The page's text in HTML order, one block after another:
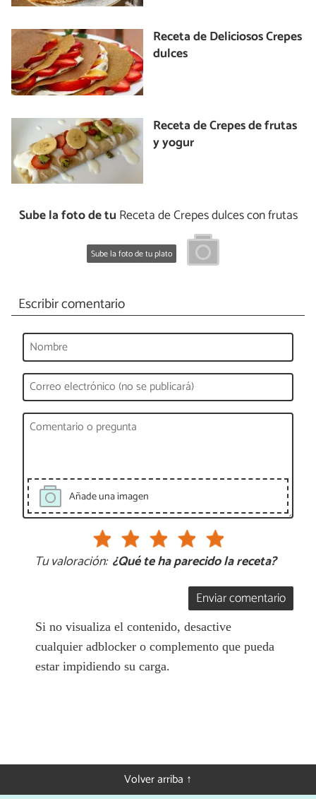
Receta de Deliciosos Crepes
dulces
Receta de Crepes de frutas
y yogur
Sube la foto de tu Receta de Crepes dulces con frutas
Sube la foto de tu plato
Escribir comentario
Añade una imagen
Tu valoración: ¿Qué te ha parecido la receta?
Enviar comentario
Si no visualiza el contenido, desactive
cualquier adblocker o complemento que pueda
estar impidiendo su carga.
Volver arriba ↑